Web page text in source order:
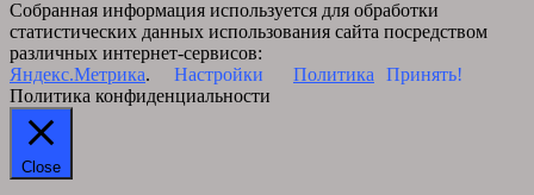
Собранная информация используется для обработки
статистических данных использования сайта посредством
различных интернет-сервисов:
Яндекс.Метрика. Настройки Политика
Принять!
Политика конфиденциальности
Close